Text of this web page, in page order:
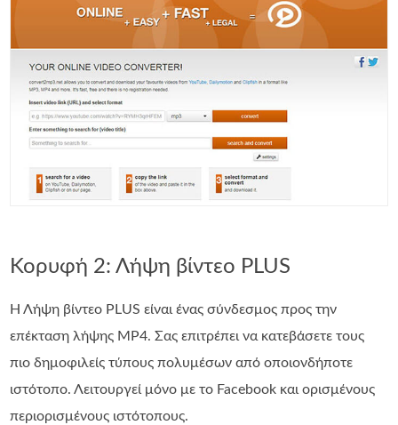
Κορυφή 2: Λήψη βίντεο PLUS
Η Λήψη βίντεο PLUS είναι ένας σύνδεσμος προς την
επέκταση λήψης MP4. Σας επιτρέπει να κατεβάσετε τους
πιο δημοφιλείς τύπους πολυμέσων από οποιονδήποτε
ιστότοπο. Λειτουργεί μόνο με το Facebook και ορισμένους
περιορισμένους ιστότοπους.